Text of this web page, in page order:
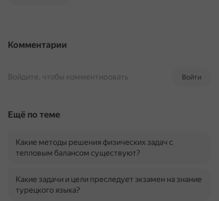
Комментарии
Войти
Войдите, чтобы комментировать
Ещё по теме
Какие методы решения физических задач с
тепловым балансом существуют?
Какие задачи и цели преследует экзамен на знание
турецкого языка?